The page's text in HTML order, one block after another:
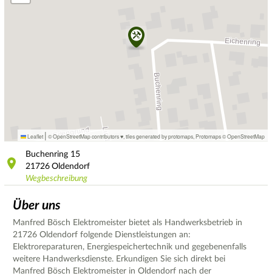
Leaflet | © OpenStreetMap contributors ♥, tiles generated by protomaps Protomaps©OpenStreetMap
Buchenring 15
21726 Oldendorf
Wegbeschreibung
Über uns
Manfred Bösch Elektromeister bietet als Handwerksbetrieb in
21726 Oldendorf folgende Dienstleistungen an:
Elektroreparaturen, Energiespeichertechnik und gegebenenfalls
weitere Handwerksdienste. Erkundigen Sie sich direkt bei
Manfred Bösch Elektromeister in Oldendorf nach der